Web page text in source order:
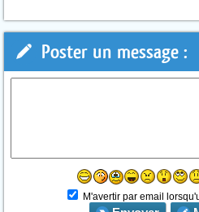
Poster un message :
M'avertir par email